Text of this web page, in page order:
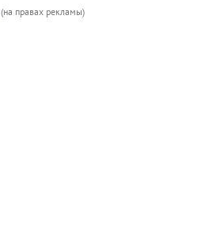
(на правах рекламы)